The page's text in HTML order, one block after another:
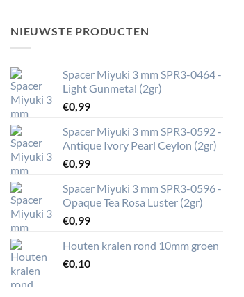
NIEUWSTE PRODUCTEN
Spacer Miyuki 3 mm SPR3-0464 -
Light Gunmetal (2gr)
€0,99
Spacer Miyuki 3 mm SPR3-0592 -
Antique Ivory Pearl Ceylon (2gr)
€0,99
Spacer Miyuki 3 mm SPR3-0596 -
Opaque Tea Rosa Luster (2gr)
€0,99
Houten kralen rond 10mm groen
€0,10